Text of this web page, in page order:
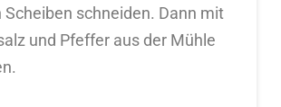
Scheiben schneiden. Dann mit
und Pfeffer aus der Mühle